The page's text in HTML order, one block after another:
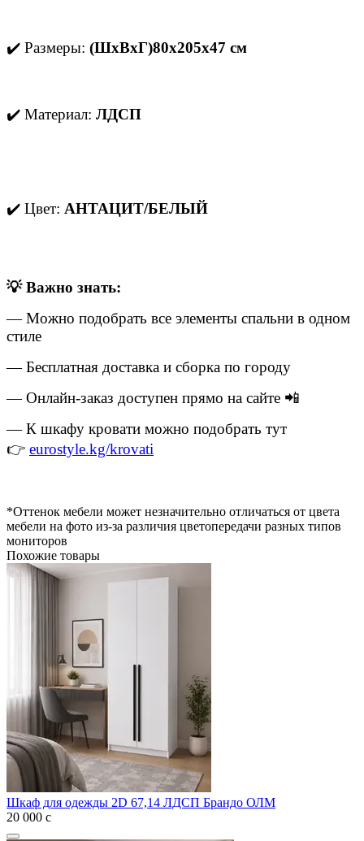
✔️ Размеры: (ШхВхГ)80х205х47 см
✔️ Материал: ЛДСП
✔️ Цвет: АНТАЦИТ/БЕЛЫЙ
💡 Важно знать:
— Можно подобрать все элементы спальни в одном
стиле
— Бесплатная доставка и сборка по городу
— Онлайн-заказ доступен прямо на сайте 📲
— К шкафу кровати можно подобрать тут
👉 eurostyle.kg/krovati
*Оттенок мебели может незначительно отличаться от цвета
мебели на фото из-за различия цветопередачи разных типов
мониторов
Похожие товары
Шкаф для одежды 2D 67,14 ЛДСП Брандо ОЛМ
20 000 с